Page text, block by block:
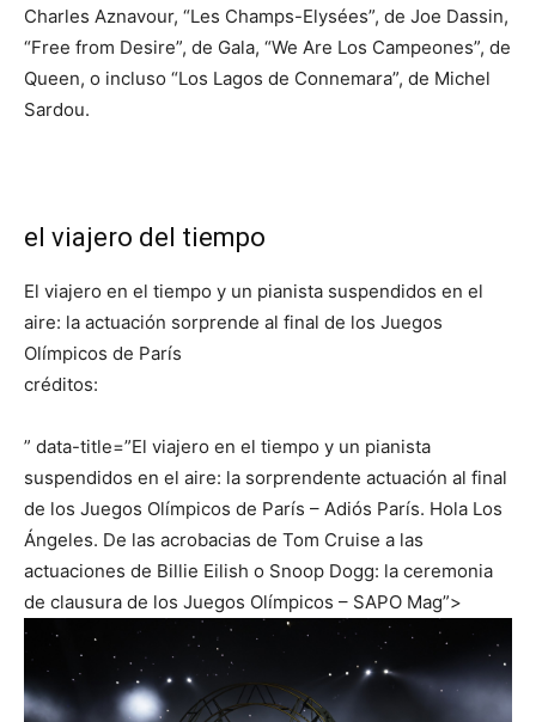
Charles Aznavour, “Les Champs-Elysées”, de Joe Dassin,
“Free from Desire”, de Gala, “We Are Los Campeones”, de
Queen, o incluso “Los Lagos de Connemara”, de Michel
Sardou.
el viajero del tiempo
El viajero en el tiempo y un pianista suspendidos en el
aire: la actuación sorprende al final de los Juegos
Olímpicos de París
créditos:
” data-title=”El viajero en el tiempo y un pianista
suspendidos en el aire: la sorprendente actuación al final
de los Juegos Olímpicos de París – Adiós París. Hola Los
Ángeles. De las acrobacias de Tom Cruise a las
actuaciones de Billie Eilish o Snoop Dogg: la ceremonia
de clausura de los Juegos Olímpicos – SAPO Mag”>